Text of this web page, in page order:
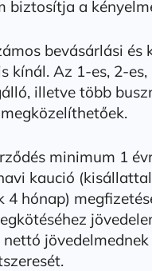
biztosítja a
bevásárlási és
kínál. Az 1-es, 2-
illetve több
minimum 1
kaució
4 hónap)
nettó